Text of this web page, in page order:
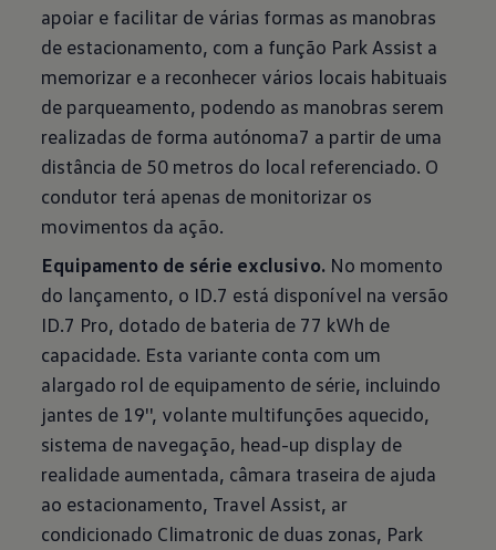
apoiar e facilitar de várias formas as manobras
de estacionamento, com a função Park Assist a
memorizar e a reconhecer vários locais habituais
de parqueamento, podendo as manobras serem
realizadas de forma autónoma7 a partir de uma
distância de 50 metros do local referenciado. O
condutor terá apenas de monitorizar os
movimentos da ação.
Equipamento de série exclusivo. No momento
do lançamento, o ID.7 está disponível na versão
ID.7 Pro, dotado de bateria de 77 kWh de
capacidade. Esta variante conta com um
alargado rol de equipamento de série, incluindo
jantes de 19'', volante multifunções aquecido,
sistema de navegação, head-up display de
realidade aumentada, câmara traseira de ajuda
ao estacionamento, Travel Assist, ar
condicionado Climatronic de duas zonas, Park